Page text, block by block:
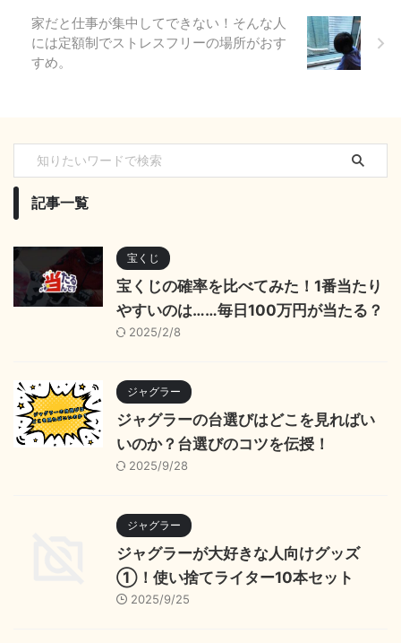
家だと仕事が集中してできない！そんな人
には定額制でストレスフリーの場所がおす
すめ。
記事一覧
宝くじ
宝くじの確率を比べてみた！1番当たり
やすいのは……毎日100万円が当たる？
2025/2/8
ジャグラー
ジャグラーの台選びはどこを見ればい
いのか？台選びのコツを伝授！
2025/9/28
ジャグラー
ジャグラーが大好きな人向けグッズ
①！使い捨てライター10本セット
2025/9/25